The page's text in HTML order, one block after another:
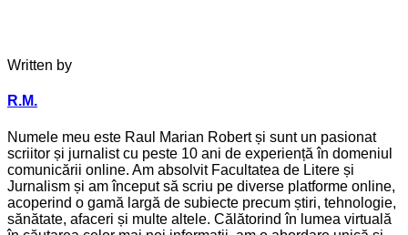
Written by
R.M.
Numele meu este Raul Marian Robert și sunt un pasionat
scriitor și jurnalist cu peste 10 ani de experiență în domeniul
comunicării online. Am absolvit Facultatea de Litere și
Jurnalism și am început să scriu pe diverse platforme online,
acoperind o gamă largă de subiecte precum știri, tehnologie,
sănătate, afaceri și multe altele. Călătorind în lumea virtuală